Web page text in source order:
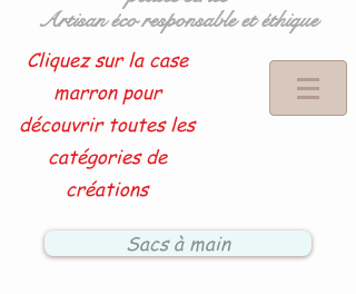
Artisan éco responsable et éthique
Cliquez sur la case
marron pour
découvrir toutes les
catégories de
créations
Sacs à main